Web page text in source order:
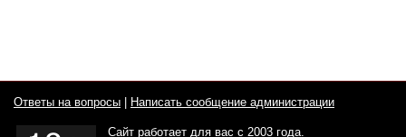
Ответы на вопросы Написать сообщение администрации
Сайт работает для вас с 2003 года.